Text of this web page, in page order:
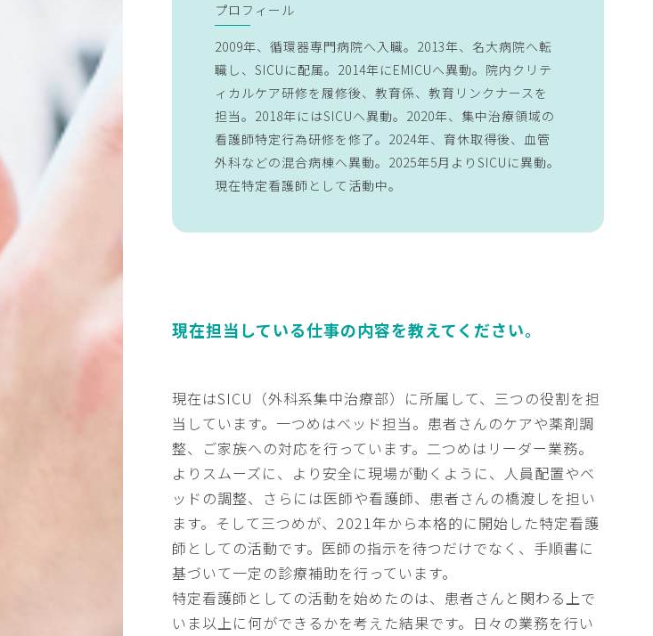
プロフィール
2009年、循環器専門病院へ入職。2013年、名大病院へ転
職し、SICUに配属。2014年にEMICUへ異動。院内クリテ
ィカルケア研修を履修後、教育係、教育リンクナースを
担当。2018年にはSICUへ異動。2020年、集中治療領域の
看護師特定行為研修を修了。2024年、育休取得後、血管
外科などの混合病棟へ異動。2025年5月よりSICUに異動。
現在特定看護師として活動中。
現在担当している仕事の内容を教えてください。
現在はSICU（外科系集中治療部）に所属して、三つの役割を担
当しています。一つめはベッド担当。患者さんのケアや薬剤調
整、ご家族への対応を行っています。二つめはリーダー業務。
よりスムーズに、より安全に現場が動くように、人員配置やベ
ッドの調整、さらには医師や看護師、患者さんの橋渡しを担い
ます。そして三つめが、2021年から本格的に開始した特定看護
師としての活動です。医師の指示を待つだけでなく、手順書に
基づいて一定の診療補助を行っています。
特定看護師としての活動を始めたのは、患者さんと関わる上で
いま以上に何ができるかを考えた結果です。日々の業務を行い